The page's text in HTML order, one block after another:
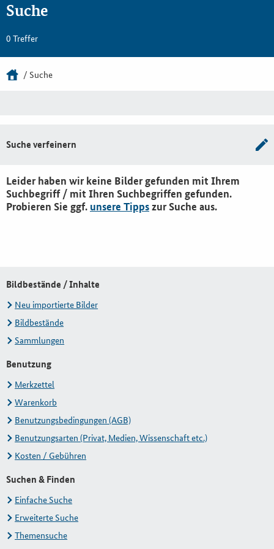
Suche
0 Treffer
Suche
Suche verfeinern
Leider haben wir keine Bilder gefunden mit Ihrem
Suchbegriff / mit Ihren Suchbegriffen gefunden.
Probieren Sie ggf. unsere Tippszur Suche aus.
Bildbestände / Inhalte
Neu importierte Bilder
Bildbestände
Sammlungen
Benutzung
Merkzettel
Warenkorb
Benutzungsbedingungen (AGB)
Benutzungsarten (Privat, Medien, Wissenschaft etc.)
Kosten / Gebühren
Suchen & Finden
Einfache Suche
Erweiterte Suche
Themensuche